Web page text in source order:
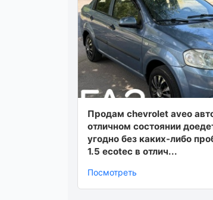
Продам chevrolet aveo
отличном состоянии
угодно без каких-либо
1.5 ecotec в отлич...
Посмотреть